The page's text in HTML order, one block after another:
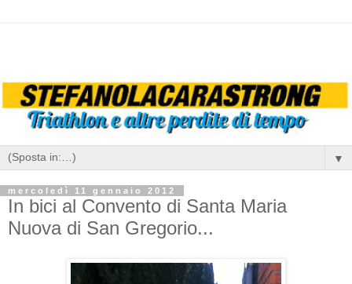
▼
mercoledì 11 gennaio 2012
In bici al Convento di Santa Maria
Nuova di San Gregorio...